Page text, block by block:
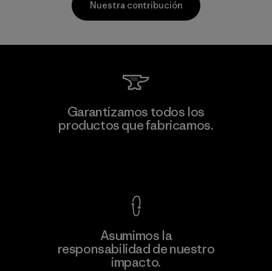
información
Kingwhale Industries Corp.
Material-supplier
Nuestra contribución
Garantizamos todos los
productos que fabricamos.
Asumimos la
responsabilidad de nuestro
impacto.